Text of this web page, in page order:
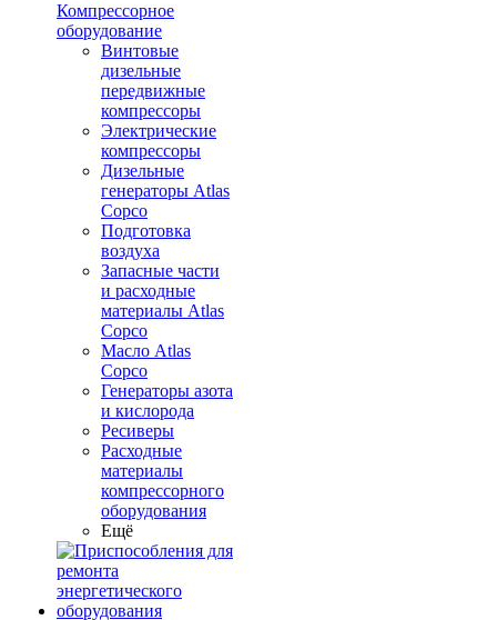
Компрессорное
оборудование
Винтовые
дизельные
передвижные
компрессоры
Электрические
компрессоры
Дизельные
генераторы Atlas
Copco
Подготовка
воздуха
Запасные части
и расходные
материалы Atlas
Copco
Масло Atlas
Copco
Генераторы азота
и кислорода
Ресиверы
Расходные
материалы
компрессорного
оборудования
Ещё